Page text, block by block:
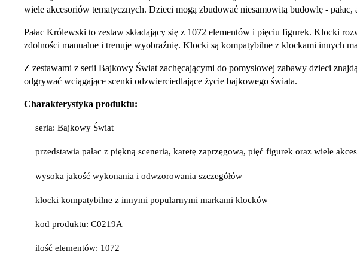
wiele akcesoriów tematycznych. Dzieci mogą zbudować niesamowitą budowlę -
Pałac Królewski to zestaw składający się z 1072 elementów i pięciu figurek. Klocki
zdolności manualne i trenuje wyobraźnię. Klocki są kompatybilne z klockami innych
Z zestawami z serii Bajkowy Świat zachęcającymi do pomysłowej zabawy dzieci
odgrywać wciągające scenki odzwierciedlające życie bajkowego świata.
Charakterystyka produktu:
seria: Bajkowy Świat
przedstawia pałac z piękną scenerią, karetę zaprzęgową, pięć figurek oraz wiele
wysoka jakość wykonania i odwzorowania szczegółów
klocki kompatybilne z innymi popularnymi markami klocków
kod produktu: C0219A
ilość elementów: 1072